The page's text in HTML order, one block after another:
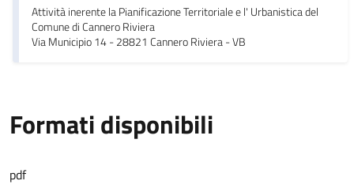
Attività inerente la Pianificazione Territoriale e l' Urbanistica del
Comune di Cannero Riviera
Via Municipio 14 - 28821 Cannero Riviera - VB
Formati disponibili
pdf